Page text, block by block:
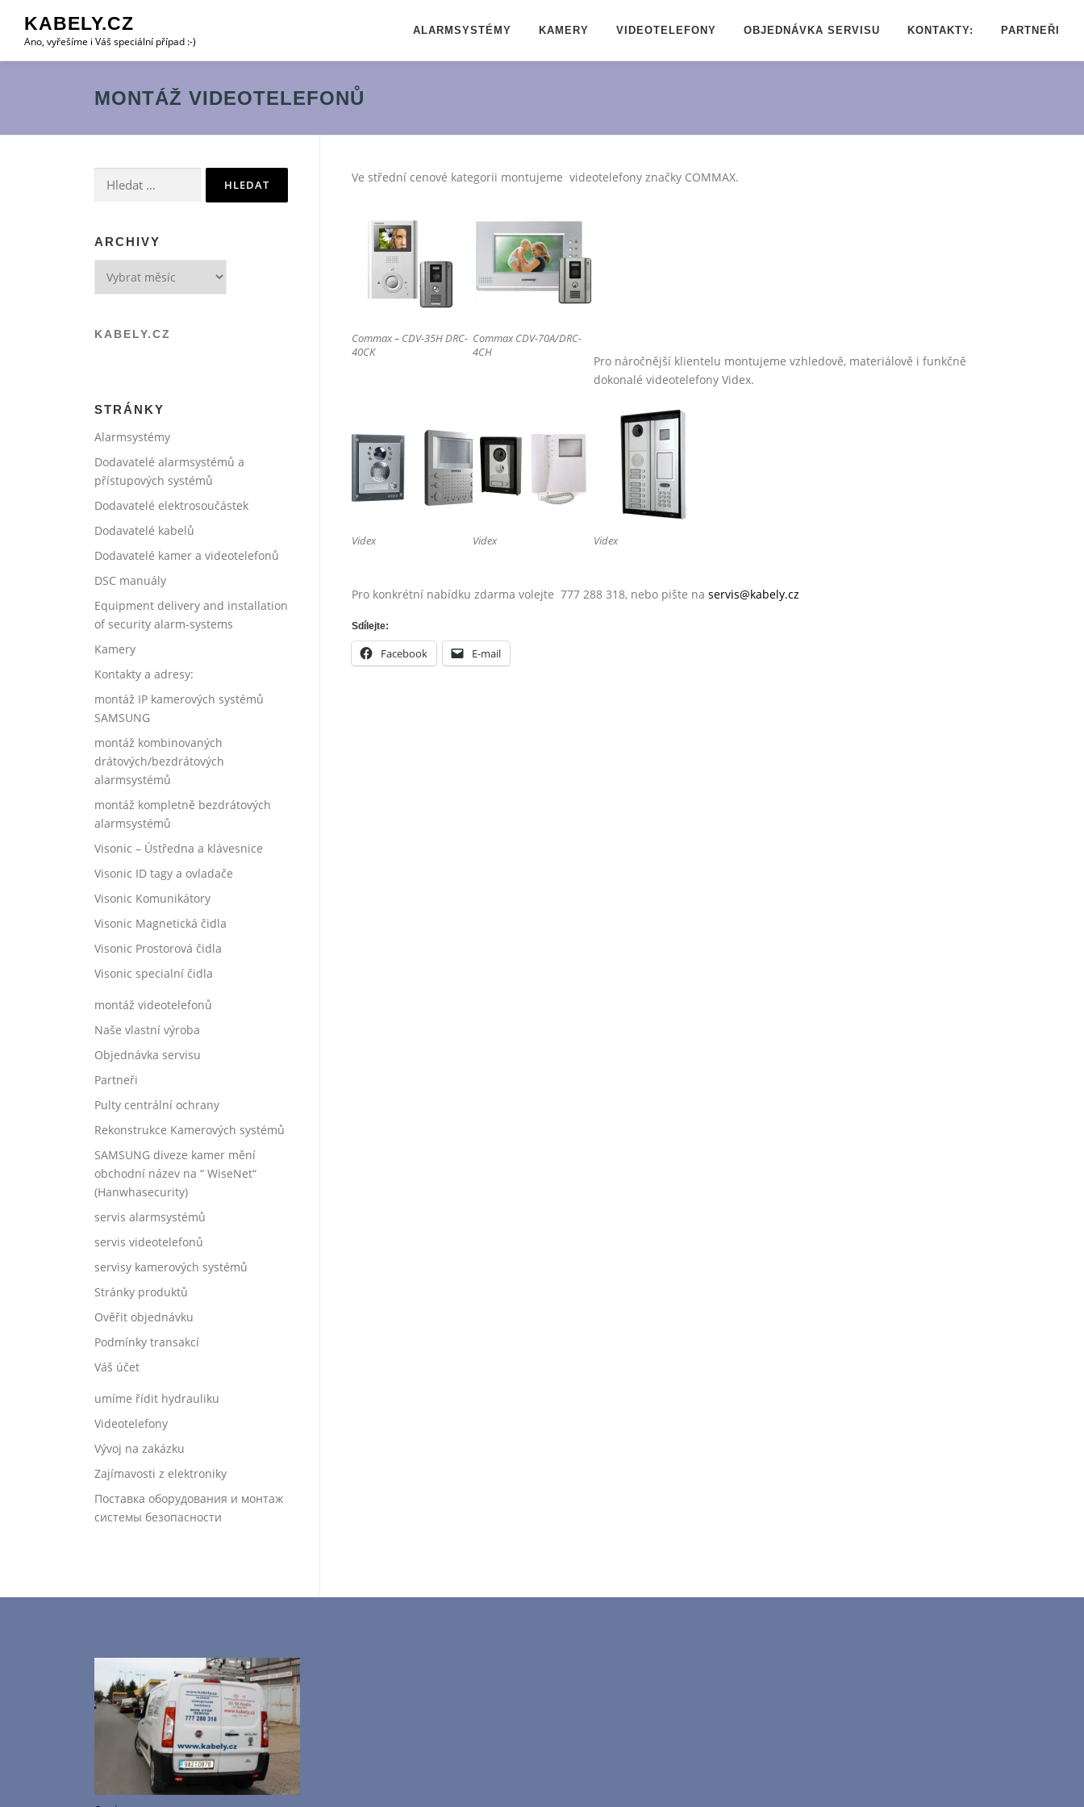
obsah
KABELY.CZ
Ano, vyřešíme i Váš speciální případ :-)
ALARMSYSTÉMY KAMERY VIDEOTELEFONY OBJEDNÁVKA SERVISU KONTAKTY: PARTNEŘI
MONTÁŽ VIDEOTELEFONŮ
Ve střední cenové kategorii montujeme videotelefony značky COMMAX.
Commax – CDV-35H DRC-
40CK
Commax CDV-70A/DRC-
4CH
Pro náročnější klientelu montujeme vzhledově, materiálově i funkčně
dokonalé videotelefony Videx.
Videx Videx Videx
Pro konkrétní nabídku zdarma volejte 777 288 318, nebo pište na servis@kabely.cz
Sdílejte:
Facebook E-mail
Vyhledávání
ARCHIVY
KABELY.CZ
STRÁNKY
Alarmsystémy
Dodavatelé alarmsystémů a
přístupových systémů
Dodavatelé elektrosoučástek
Dodavatelé kabelů
Dodavatelé kamer a videotelefonů
DSC manuály
Equipment delivery and installation
of security alarm-systems
Kamery
Kontakty a adresy:
montáž IP kamerových systémů
SAMSUNG
montáž kombinovaných
drátových/bezdrátových
alarmsystémů
montáž kompletně bezdrátových
alarmsystémů
Visonic – Ústředna a klávesnice
Visonic ID tagy a ovladače
Visonic Komunikátory
Visonic Magnetická čidla
Visonic Prostorová čidla
Visonic specialní čidla
montáž videotelefonů
Naše vlastní výroba
Objednávka servisu
Partneři
Pulty centrální ochrany
Rekonstrukce Kamerových systémů
SAMSUNG diveze kamer mění
obchodní název na “ WiseNet“
(Hanwhasecurity)
servis alarmsystémů
servis videotelefonů
servisy kamerových systémů
Stránky produktů
Ověřit objednávku
Podmínky transakcí
Váš účet
umíme řídit hydrauliku
Videotelefony
Vývoj na zakázku
Zajímavosti z elektroniky
Поставка оборудования и монтаж
системы безопасности